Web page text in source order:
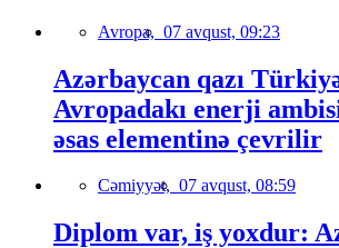
Avropa, 07 avqust, 09:23
Azərbaycan qazı
Avropadakı enerji
əsas elementinə çevrilir
Cəmiyyət, 07 avqust, 08:59
Diplom var, iş yoxdur: